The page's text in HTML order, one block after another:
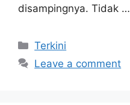
disampingnya. Tidak …
Categories
Terkini
Leave a comment